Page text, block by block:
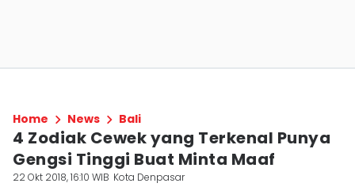
Home News Bali
4 Zodiak Cewek yang Terkenal Punya
Gengsi Tinggi Buat Minta Maaf
22 Okt 2018, 16:10 WIB Kota Denpasar